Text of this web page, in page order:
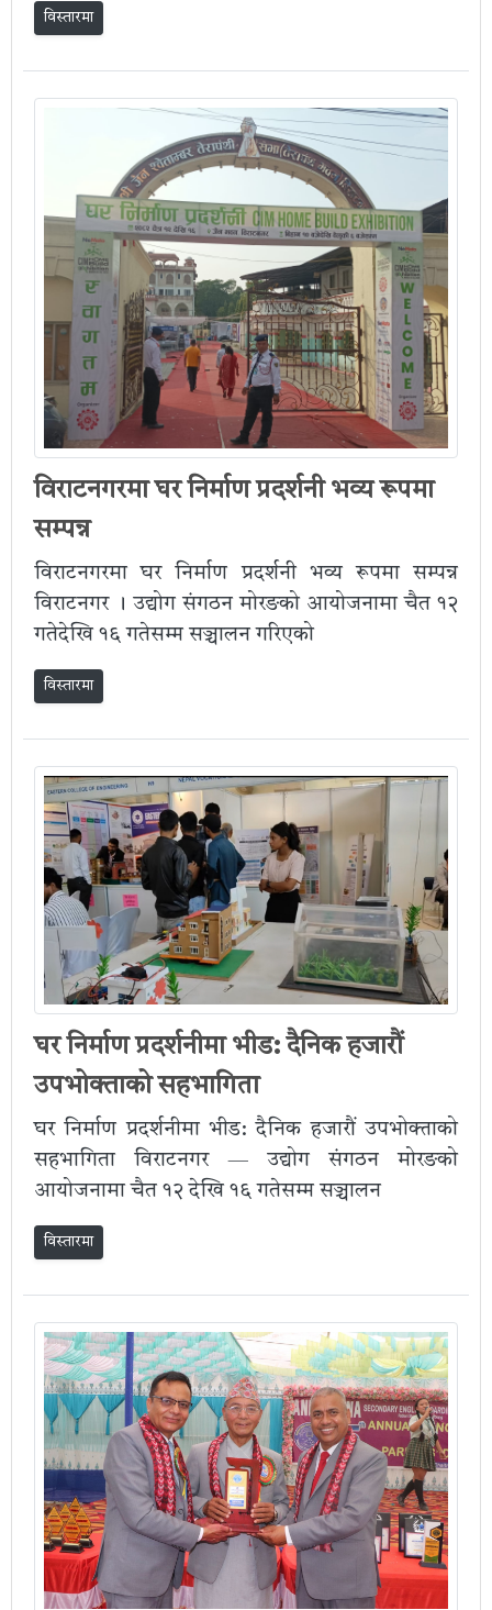
विस्तारमा
विराटनगरमा घर निर्माण प्रदर्शनी भव्य रूपमा
सम्पन्न
विराटनगरमा घर निर्माण प्रदर्शनी भव्य रूपमा सम्पन्न
विराटनगर । उद्योग संगठन मोरङको आयोजनामा चैत १२
गतेदेखि १६ गतेसम्म सञ्चालन गरिएको
विस्तारमा
घर निर्माण प्रदर्शनीमा भीड: दैनिक हजारौं
उपभोक्ताको सहभागिता
घर निर्माण प्रदर्शनीमा भीड: दैनिक हजारौं उपभोक्ताको
सहभागिता विराटनगर — उद्योग संगठन मोरङको
आयोजनामा चैत १२ देखि १६ गतेसम्म सञ्चालन
विस्तारमा